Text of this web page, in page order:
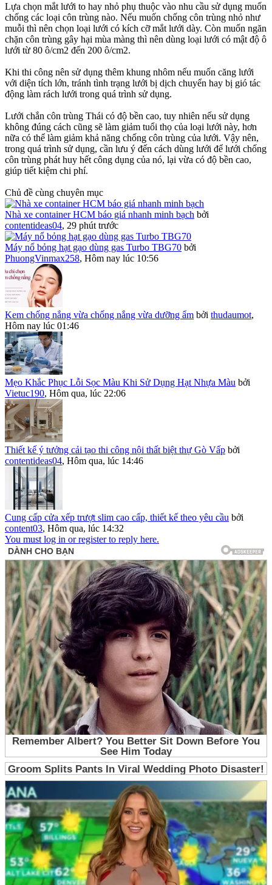
Lựa chọn mắt lưới to hay nhỏ phụ thuộc vào nhu cầu sử dụng muốn
chống các loại côn trùng nào. Nếu muốn chống côn trùng nhỏ như
muỗi thì nên chọn loại lưới có kích cỡ mắt lưới dày. Còn muốn ngăn
chặn côn trùng gây hại mùa màng thì nên dùng loại lưới có mật độ ô
lưới từ 80 ô/cm2 đến 200 ô/cm2.
Khi thi công nên sử dụng thêm khung nhôm nếu muốn căng lưới
với diện tích lớn, tránh tình trạng lưới bị dịch chuyển hay bị gió tác
động làm rách lưới trong quá trình sử dụng.
Lưới chắn côn trùng Thái có độ bền cao, tuy nhiên nếu sử dụng
không đúng cách cũng sẽ làm giảm tuổi thọ của loại lưới này, hơn
nữa có thể làm giảm khả năng chống côn trùng của lưới. Vậy nên,
trong quá trình sử dụng, cần lưu ý đến cách dùng lưới để lưới chống
côn trùng phát huy hết công dụng của nó, lại vừa có độ bền cao,
giúp tiết kiệm chi phí.
Chủ đề cùng chuyên mục
Nhà xe container HCM báo giá nhanh minh bạch bởi
contentideas04, 29 phút trước
Máy nổ bỏng hạt gạo dùng gas Turbo TBG70 bởi
PhuongVinmax258, Hôm nay lúc 10:56
Kem chống nắng vừa chống nắng vừa dưỡng ẩm bởi thudaumot,
Hôm nay lúc 01:46
Mẹo Khắc Phục Lỗi Sọc Màu Khi Sử Dụng Hạt Nhựa Màu bởi
Vietuc190, Hôm qua, lúc 22:06
Thiết kế ý tưởng cải tạo thi công nội thất biệt thự Gò Vấp bởi
contentideas04, Hôm qua, lúc 14:46
Cung cấp cửa xếp trượt slim cao cấp, thiết kế theo yêu cầu bởi
content03, Hôm qua, lúc 14:32
You must log in or register to reply here.